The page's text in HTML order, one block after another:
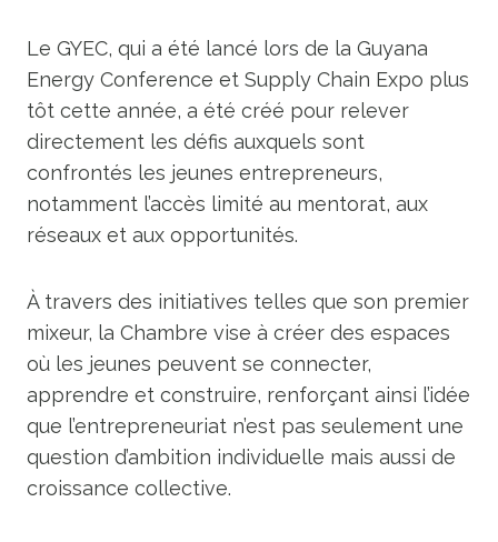
Le GYEC, qui a été lancé lors de la Guyana
Energy Conference et Supply Chain Expo plus
tôt cette année, a été créé pour relever
directement les défis auxquels sont
confrontés les jeunes entrepreneurs,
notamment l’accès limité au mentorat, aux
réseaux et aux opportunités.
À travers des initiatives telles que son premier
mixeur, la Chambre vise à créer des espaces
où les jeunes peuvent se connecter,
apprendre et construire, renforçant ainsi l’idée
que l’entrepreneuriat n’est pas seulement une
question d’ambition individuelle mais aussi de
croissance collective.